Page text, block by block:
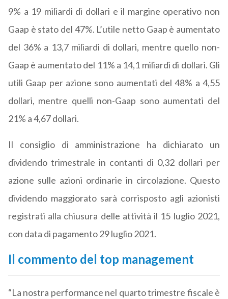
9% a 19 miliardi di dollari e il margine operativo non
Gaap è stato del 47%. L’utile netto Gaap è aumentato
del 36% a 13,7 miliardi di dollari, mentre quello non-
Gaap è aumentato del 11% a 14,1 miliardi di dollari. Gli
utili Gaap per azione sono aumentati del 48% a 4,55
dollari, mentre quelli non-Gaap sono aumentati del
21% a 4,67 dollari.
Il consiglio di amministrazione ha dichiarato un
dividendo trimestrale in contanti di 0,32 dollari per
azione sulle azioni ordinarie in circolazione. Questo
dividendo maggiorato sarà corrisposto agli azionisti
registrati alla chiusura delle attività il 15 luglio 2021,
con data di pagamento 29 luglio 2021.
Il commento del top management
“La nostra performance nel quarto trimestre fiscale è